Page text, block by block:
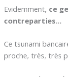
Evidemment, ce
contreparties…
Ce tsunami
proche, très, très